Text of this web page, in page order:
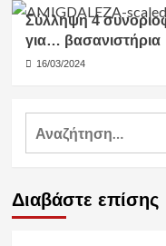
Σύλληψη 4
για… βασανιστήρια
16/03/2024
Αναζήτηση
Διαβάστε επίσης